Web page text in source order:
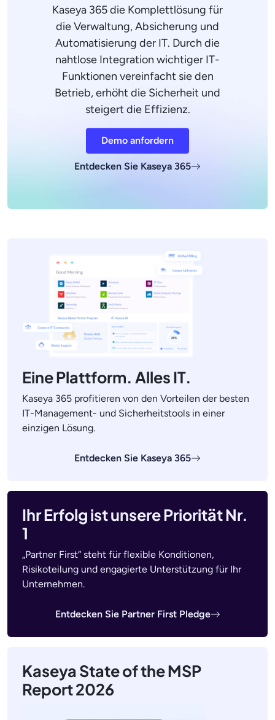
Kaseya 365 die Komplettlösung für
die Verwaltung, Absicherung und
Automatisierung der IT. Durch die
nahtlose Integration wichtiger IT-
Funktionen vereinfacht sie den
Betrieb, erhöht die Sicherheit und
steigert die Effizienz.
Demo anfordern
Entdecken Sie Kaseya 365
Eine Plattform. Alles IT.
Kaseya 365 profitieren von den Vorteilen der besten
IT-Management- und Sicherheitstools in einer
einzigen Lösung.
Entdecken Sie Kaseya 365
Ihr Erfolg ist unsere Priorität Nr.
1
„Partner First“ steht für flexible Konditionen,
Risikoteilung und engagierte Unterstützung für Ihr
Unternehmen.
Entdecken Sie Partner First Pledge
Kaseya State of the MSP
Report 2026